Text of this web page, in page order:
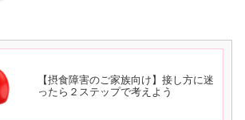
【摂食障害のご家族向け】接し方に迷
ったら２ステップで考えよう